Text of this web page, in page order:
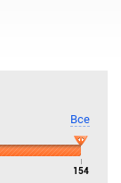
Все
154